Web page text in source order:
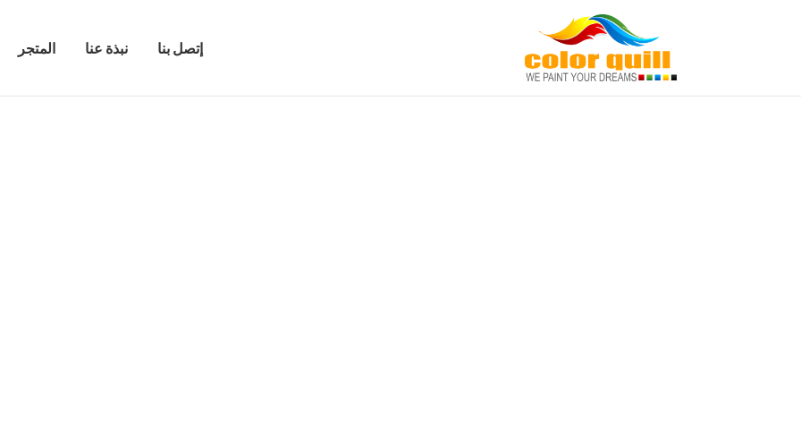
المتجر نبذة عنا إتصل بنا